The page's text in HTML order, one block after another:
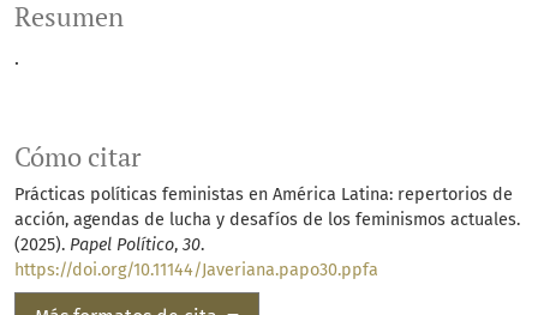
Cómo citar
Prácticas políticas feministas en América Latina: repertorios de
acción, agendas de lucha y desafíos de los feminismos actuales.
(2025). Papel Político, 30.
https://doi.org/10.11144/Javeriana.papo30.ppfa
Resumen
.